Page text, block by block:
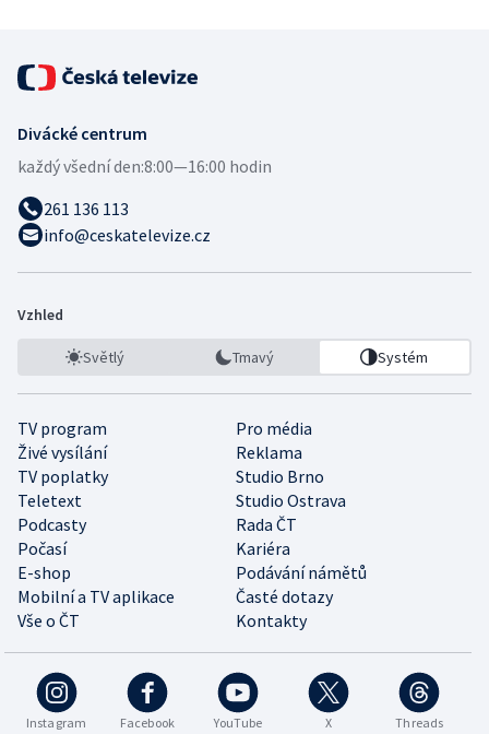
Divácké centrum
každý všední den:8:00—16:00 hodin
261 136 113
info@ceskatelevize.cz
Vzhled
Světlý Tmavý Systém
TV program
Pro média
Živé vysílání
Reklama
TV poplatky
Studio Brno
Teletext
Studio Ostrava
Podcasty
Rada ČT
Počasí
Kariéra
E-shop
Podávání námětů
Mobilní a TV aplikace
Časté dotazy
Vše o ČT
Kontakty
Instagram Facebook YouTube X Threads